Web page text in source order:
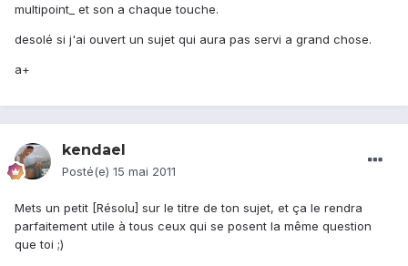
multipoint_ et son a chaque touche.
desolé si j'ai ouvert un sujet qui aura pas servi a grand chose.
a+
kendael
Posté(e) 15 mai 2011
Mets un petit [Résolu] sur le titre de ton sujet, et ça le rendra
parfaitement utile à tous ceux qui se posent la même question
que toi ;)